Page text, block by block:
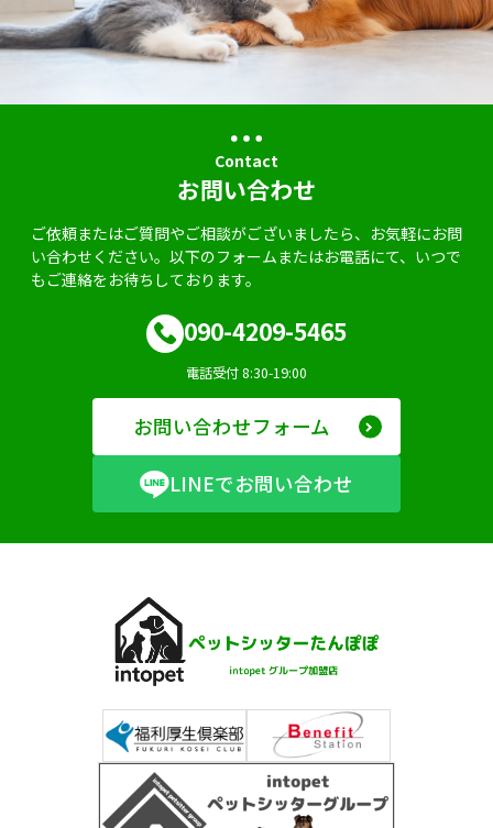
Contact
お問い合わせ
ご依頼またはご質問やご相談がございましたら、お気軽にお問
い合わせください。以下のフォームまたはお電話にて、いつで
もご連絡をお待ちしております。
090-4209-5465
電話受付 8:30-19:00
お問い合わせフォーム
LINEでお問い合わせ